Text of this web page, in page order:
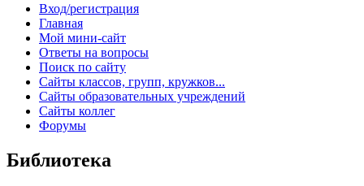
Вход/регистрация
Главная
Мой мини-сайт
Ответы на вопросы
Поиск по сайту
Сайты классов, групп, кружков...
Сайты образовательных учреждений
Сайты коллег
Форумы
Библиотека